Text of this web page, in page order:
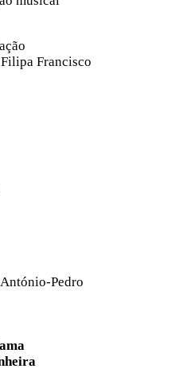
Francisco
Pedro